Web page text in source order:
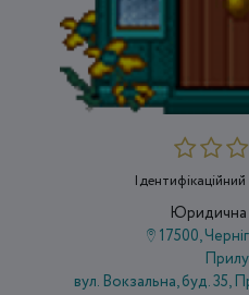
Юридична
17500,
вул. Вокзальна, буд. 35,